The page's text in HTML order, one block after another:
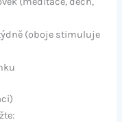
(oboje stimuluje